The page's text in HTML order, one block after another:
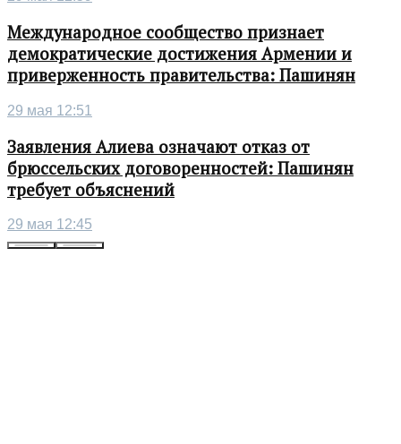
Международное сообщество признает
демократические достижения Армении и
приверженность правительства: Пашинян
29 мая 12:51
Заявления Алиева означают отказ от
брюссельских договоренностей: Пашинян
требует объяснений
29 мая 12:45